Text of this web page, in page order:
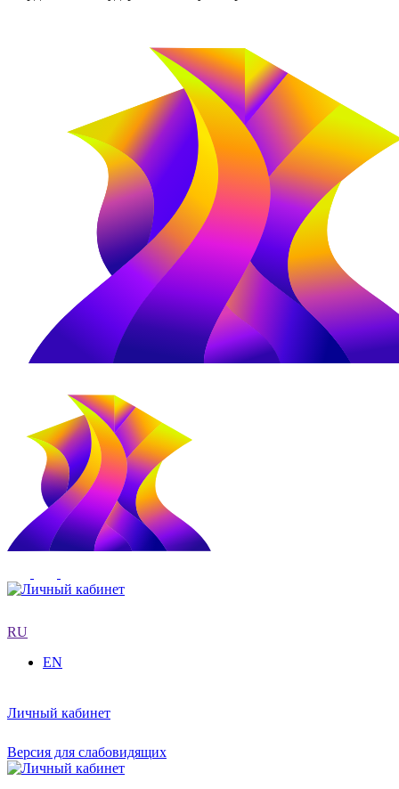
RU
EN
Личный кабинет
Версия для слабовидящих